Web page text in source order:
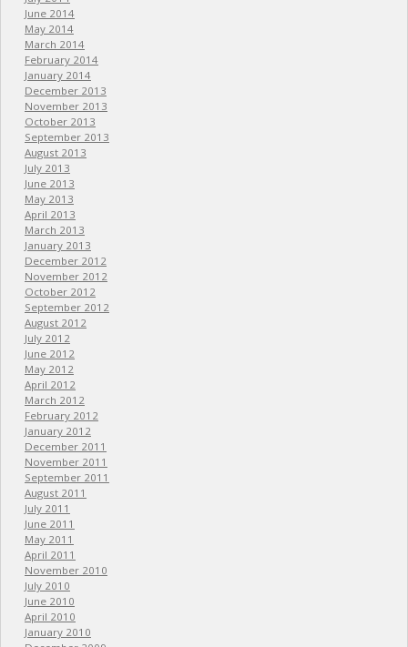
June 2014
May 2014
March 2014
February 2014
January 2014
December 2013
November 2013
October 2013
September 2013
August 2013
July 2013
June 2013
May 2013
April 2013
March 2013
January 2013
December 2012
November 2012
October 2012
September 2012
August 2012
July 2012
June 2012
May 2012
April 2012
March 2012
February 2012
January 2012
December 2011
November 2011
September 2011
August 2011
July 2011
June 2011
May 2011
April 2011
November 2010
July 2010
June 2010
April 2010
January 2010